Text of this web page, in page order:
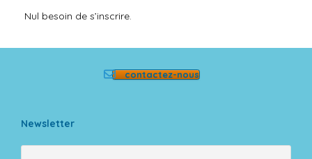
Nul besoin de s’inscrire.
contactez-nous
Newsletter